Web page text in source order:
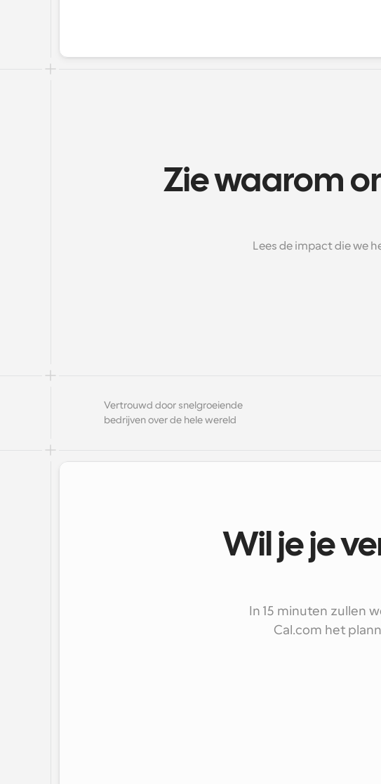
Zie waarom
Lees de impact die we
Vertrouwd door snelgroeiende
bedrijven over de hele wereld
Wil je je
In 15 minuten zullen
Cal.com het